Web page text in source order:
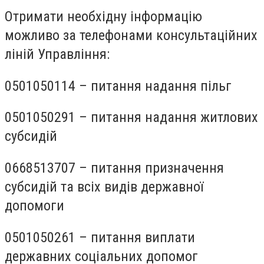
Отримати необхідну інформацію
можливо за телефонами консультаційних
ліній Управління:
0501050114 – питання надання пільг
0501050291 – питання надання житлових
субсидій
0668513707 – питання призначення
субсидій та всіх видів державної
допомоги
0501050261 – питання виплати
державних соціальних допомог